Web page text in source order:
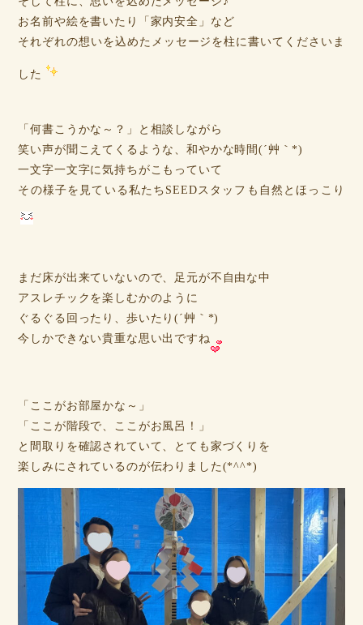
お名前や絵を書いたり「家内安全」など
それぞれの想いを込めたメッセージを柱に書いてくださいま
した
「何書こうかな～？」と相談しながら
笑い声が聞こえてくるような、和やかな時間(´艸｀*)
一文字一文字に気持ちがこもっていて
その様子を見ている私たちSEEDスタッフも自然とほっこり
まだ床が出来ていないので、足元が不自由な中
アスレチックを楽しむかのように
ぐるぐる回ったり、歩いたり(´艸｀*)
今しかできない貴重な思い出ですね
「ここがお部屋かな～」
「ここが階段で、ここがお風呂！」
と間取りを確認されていて、とても家づくりを
楽しみにされているのが伝わりました(*^^*)